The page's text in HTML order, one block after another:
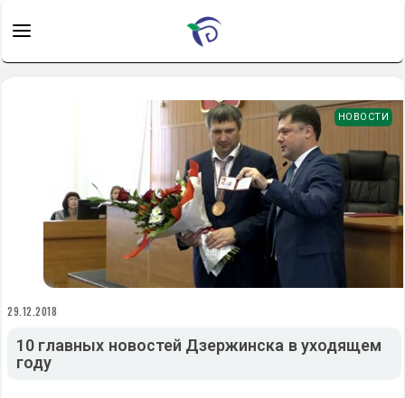
НОВОСТИ
29.12.2018
10 главных новостей Дзержинска в уходящем
году